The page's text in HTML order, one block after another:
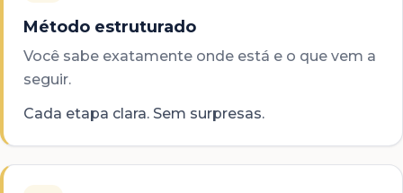
Método estruturado
Você sabe exatamente onde está e o que vem a
seguir.
Cada etapa clara. Sem surpresas.